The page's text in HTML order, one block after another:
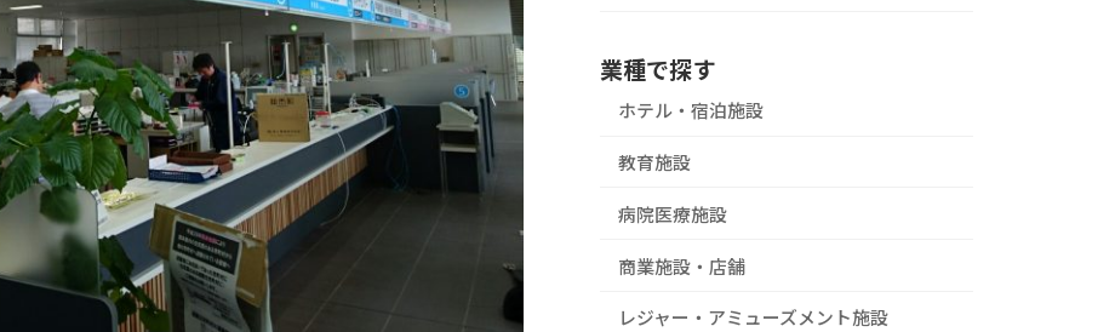
業種で探す
ホテル・宿泊施設
教育施設
病院医療施設
商業施設・店舗
レジャー・アミューズメント施設